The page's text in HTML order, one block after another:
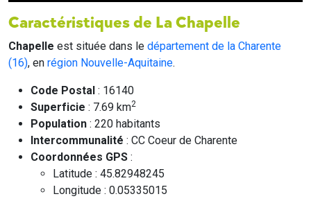
Caractéristiques de La Chapelle
Chapelle est située dans le département de la Charente
(16), en région Nouvelle-Aquitaine.
Code Postal : 16140
Superficie : 7.69 km2
Population : 220 habitants
Intercommunalité : CC Coeur de Charente
Coordonnées GPS :
Latitude : 45.82948245
Longitude : 0.05335015